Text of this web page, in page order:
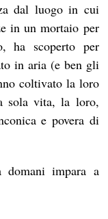
dal luogo in cui
in un mortaio per
ha scoperto per
in aria (e ben gli
coltivato la loro
sola vita, la loro,
e povera di
impara a